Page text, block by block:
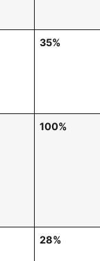
35%
100%
28%